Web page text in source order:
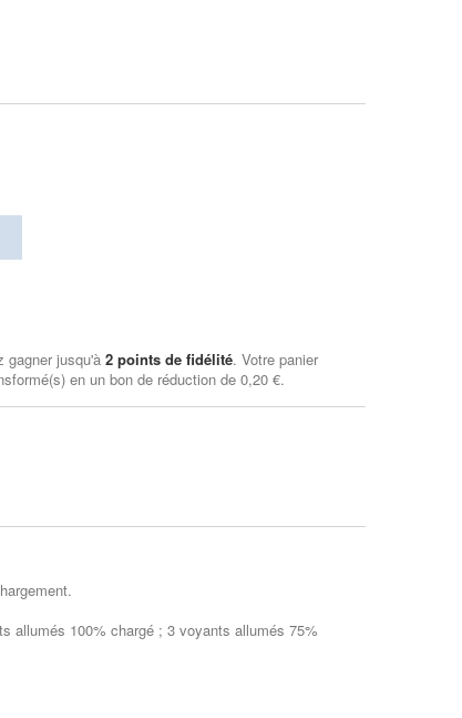
gagner jusqu'à 2 points de fidélité. Votre panier
en un bon de réduction de 0,20 €.
100% chargé ; 3 voyants allumés 75%